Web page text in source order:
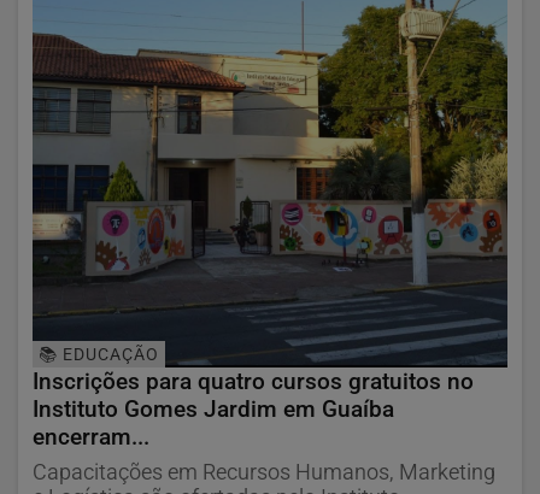
📚 EDUCAÇÃO
Inscrições para quatro cursos gratuitos no
Instituto Gomes Jardim em Guaíba
encerram...
Capacitações em Recursos Humanos, Marketing